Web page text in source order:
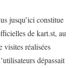
jusqu’ici constitue
de kart.st, au
visites réalisées
dépassait